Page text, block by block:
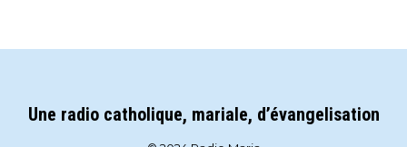
Une radio catholique, mariale, d’évangelisation